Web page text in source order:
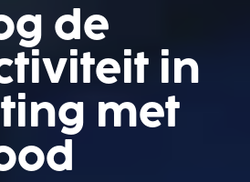
de
in
met